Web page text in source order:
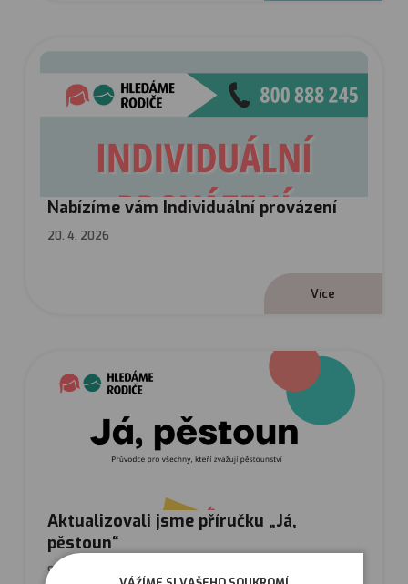
Nabízíme vám Individuální provázení
20. 4. 2026
Více
Aktualizovali jsme příručku „Já,
pěstoun“
9. 4. 2026